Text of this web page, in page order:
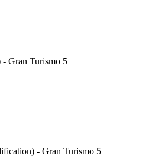
Gran Turismo 5
- Gran Turismo 5